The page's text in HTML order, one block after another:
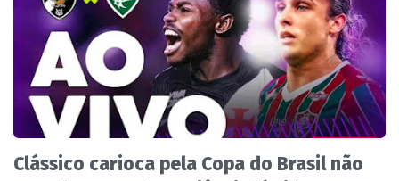
Clássico carioca pela Copa do Brasil não